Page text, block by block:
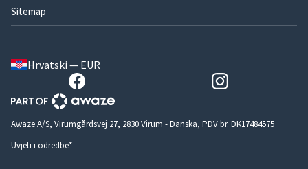
Sitemap
Hrvatski — EUR
Awaze A/S, Virumgårdsvej 27, 2830 Virum - Danska, PDV br. DK17484575
Uvjeti i odredbe*